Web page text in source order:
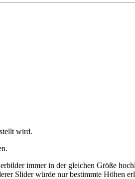
wird.
immer in der gleichen Größe
Slider würde nur bestimmte Höhen